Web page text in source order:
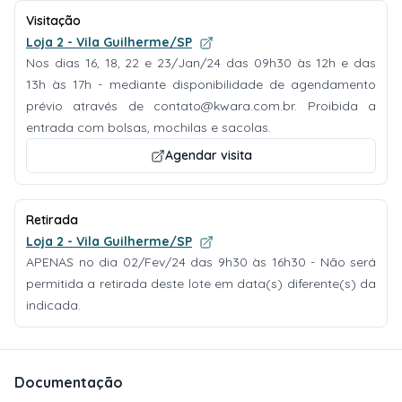
Visitação
Loja 2 - Vila Guilherme/SP
Nos dias 16, 18, 22 e 23/Jan/24 das 09h30 às 12h e das
13h às 17h - mediante disponibilidade de agendamento
prévio através de contato@kwara.com.br. Proibida a
entrada com bolsas, mochilas e sacolas.
Agendar visita
Retirada
Loja 2 - Vila Guilherme/SP
APENAS no dia 02/Fev/24 das 9h30 às 16h30 - Não será
permitida a retirada deste lote em data(s) diferente(s) da
indicada.
Documentação